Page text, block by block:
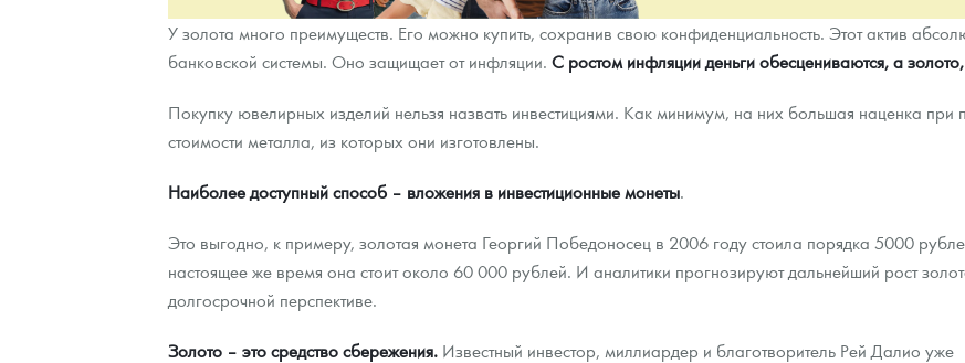
Золотой червонец Сеятель
Аксессуары
Гарри Поттер
Год Лошади
Флот: ледоколы и корабли
Жетоны "Необыкновенные обитатели глубин"
Памятка для работы с монетами из драгметаллов
Условия возврата
Монеты
Политика конфиденциальности
Политика использования Cookies
Распродажа монет и жетонов
Итоги 2025 года. Прогноз курсов золота, серебра, платины на 2026 год
Курс золота и серебра
Скупка слитков
Наши преимущества
Письмо директору
Пресс-служба
У золота много преимуществ. Его можно купить, сохранив свою конфиденциальность. Этот актив
банковской системы. Оно защищает от инфляции. С ростом инфляции деньги обесцениваются, а
Покупку ювелирных изделий нельзя назвать инвестициями. Как минимум, на них большая наценка
стоимости металла, из которых они изготовлены.
Наиболее доступный способ – вложения в инвестиционные монеты.
Это выгодно, к примеру, золотая монета Георгий Победоносец в 2006 году стоила порядка 5000
настоящее же время она стоит около 60 000 рублей. И аналитики прогнозируют дальнейший рост
долгосрочной перспективе.
Золото – это средство сбережения. Известный инвестор, миллиардер и благотворитель Рей Далио уже